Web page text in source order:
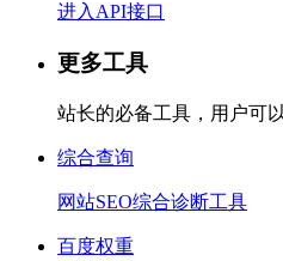
进入API接口
更多工具
站长的必备工具，用户可
综合查询
网站SEO综合诊断工具
百度权重